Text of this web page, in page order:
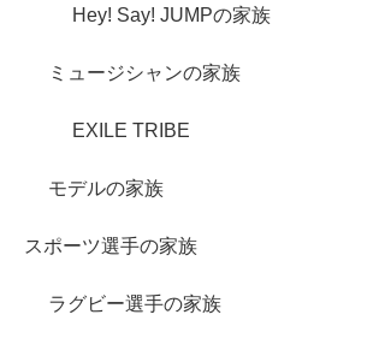
Hey! Say! JUMPの家族
ミュージシャンの家族
EXILE TRIBE
モデルの家族
スポーツ選手の家族
ラグビー選手の家族